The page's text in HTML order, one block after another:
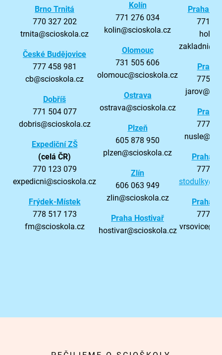
Brno Trnitá
770 327 202
trnita@scioskola.cz
České Budějovice
777 458 981
cb@scioskola.cz
Dobříš
771 504 077
dobris@scioskola.cz
Expediční ZŠ
(celá ČR)
770 123 079
expedicni@scioskola.cz
Frýdek-Místek
778 517 173
fm@scioskola.cz
Kolín
771 276 034
kolin@scioskola.cz
Olomouc
731 505 606
olomouc@scioskola.cz
Ostrava
ostrava@scioskola.cz
Plzeň
605 878 950
plzen@scioskola.cz
Zlín
606 063 949
zlin@scioskola.cz
Praha Hostivař
hostivar@scioskola.cz
Praha
771
Praha
775
Praha
777
Praha
777
Praha
777